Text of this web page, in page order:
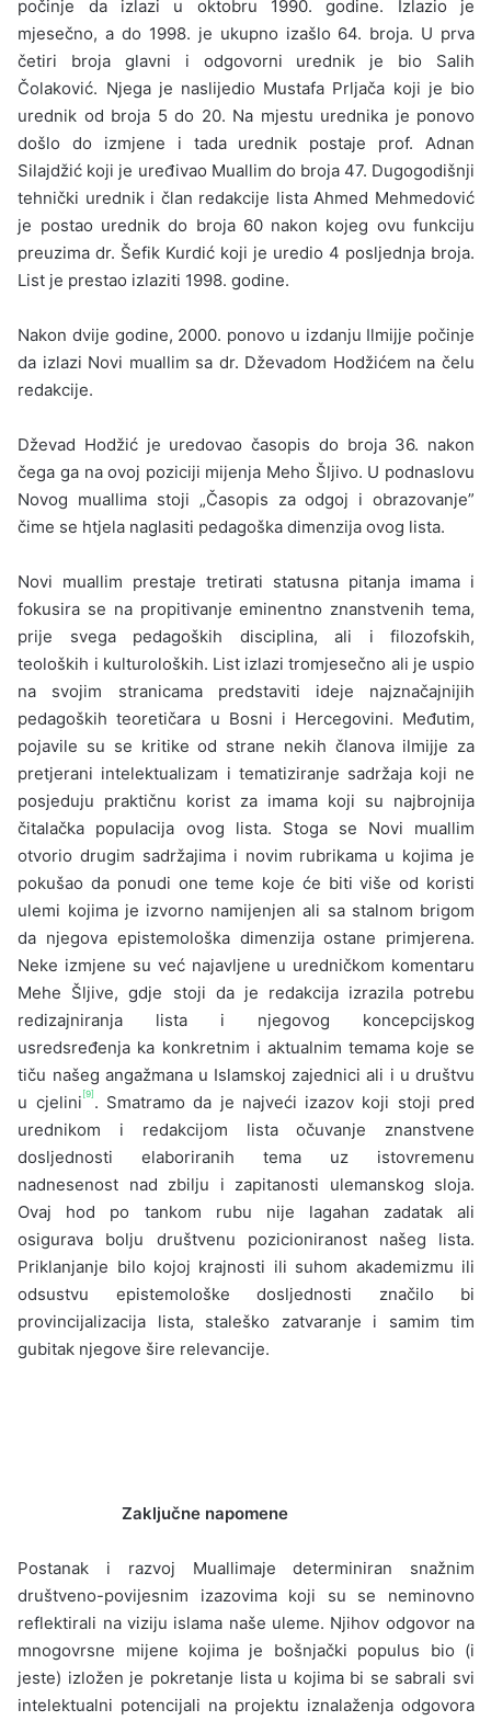
počinje da izlazi u oktobru 1990. godine. Izlazio je
mjesečno, a do 1998. je ukupno izašlo 64. broja. U prva
četiri broja glavni i odgovorni urednik je bio Salih
Čolaković. Njega je naslije­dio Mustafa Prljača koji je bio
urednik od broja 5 do 20. Na mjestu urednika je ponovo
došlo do izmjene i tada urednik postaje prof. Adnan
Silajdžić koji je uređivao Muallim do broja 47. Du­gogodišnji
tehnički urednik i član redakcije lista Ahmed Mehmedović
je postao urednik do broja 60 nakon kojeg ovu funkciju
preuzima dr. Šefik Kurdić koji je uredio 4 posljednja broja.
List je prestao izlaziti 1998. godine.
Nakon dvije godine, 2000. ponovo u izdanju Ilmijje počinje
da izlazi Novi muallim sa dr. Dževadom Hodžićem na čelu
redakcije.
Dževad Hodžić je uredovao časopis do broja 36. nakon
čega ga na ovoj poziciji mijenja Meho Šljivo. U podnaslovu
Novog muallima stoji „Časopis za odgoj i obrazovanje”
čime se htjela naglasiti pe­dagoška dimenzija ovog lista.
Novi muallim prestaje tretirati statusna pita­nja imama i
fokusira se na propitivanje eminen­tno znanstvenih tema,
prije svega pedagoških disciplina, ali i filozofskih,
teoloških i kulturološ­kih. List izlazi tromjesečno ali je uspio
na svo­jim stranicama predstaviti ideje najznačajnijih
pedagoških teoretičara u Bosni i Hercegovini. Međutim,
pojavile su se kritike od strane nekih članova ilmijje za
pretjerani intelektualizam i tematiziranje sadržaja koji ne
posjeduju praktičnu korist za imama koji su najbrojnija
čitalačka po­pulacija ovog lista. Stoga se Novi muallim
otvorio drugim sadržajima i novim rubrikama u kojima je
pokušao da ponudi one teme koje će biti više od koristi
ulemi kojima je izvorno namijenjen ali sa stalnom brigom
da njegova epistemološka di­menzija ostane primjerena.
Neke izmjene su već najavljene u uredničkom komentaru
Mehe Šljive, gdje stoji da je redakcija izrazila potrebu
redizajniranja lista i njegovog koncepcijskog
usredsređenja ka konkretnim i aktualnim temama koje se
tiču našeg angažmana u Islamskoj zajednici ali i u društvu
u cjelini [9] . Smatramo da je najveći iza­zov koji stoji pred
urednikom i redakcijom lista očuvanje znanstvene
dosljednosti elaboriranih tema uz istovremenu
nadnesenost nad zbilju i zapitanosti ulemanskog sloja.
Ovaj hod po tan­kom rubu nije lagahan zadatak ali
osigurava bo­lju društvenu pozicioniranost našeg lista.
Priklanjanje bilo kojoj krajnosti ili suhom akademizmu ili
odsustvu epistemološke dosljednosti značilo bi
provincijalizacija lista, staleško zatvaranje i sa­mim tim
gubitak njegove šire relevancije.
Zaključne napomene
Postanak i razvoj Muallimaje determini­ran snažnim
društveno-povijesnim izazovima koji su se neminovno
reflektirali na viziju isla­ma naše uleme. Njihov odgovor na
mnogovrsne mijene kojima je bošnjački populus bio (i
jeste) izložen je pokretanje lista u kojima bi se sabrali svi
intelektualni potencijali na projektu iznalaže­nja odgovora